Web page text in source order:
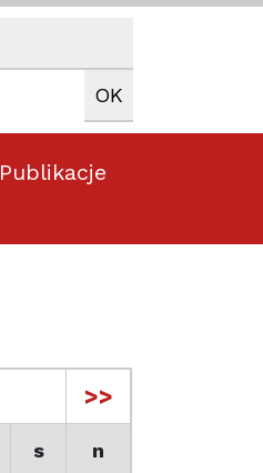
Publikacje
>>
s n